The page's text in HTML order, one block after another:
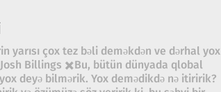
yarısı çox tez bəli deməkdən ve dərhal yox
Billings ✖️Bu, bütün dünyada qlobal
deyə bilmərik. Yox demədikdə nə itiririk?